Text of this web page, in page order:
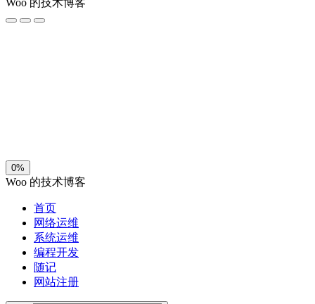
Woo 的技术博客
0%
Woo 的技术博客
首页
网络运维
系统运维
编程开发
随记
网站注册